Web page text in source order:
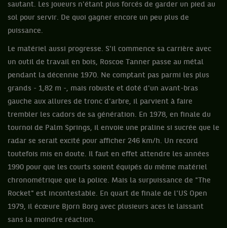
sautant. Les joueurs n'étant plus forcés de garder un pied au
sol pour servir. De quoi gagner encore un peu plus de
puissance.
Le matériel aussi progresse. S'il commence sa carrière avec
un outil de travail en bois, Roscoe Tanner passe au métal
pendant la décennie 1970. Ne comptant pas parmi les plus
grands - 1,82 m -, mais robuste et doté d'un avant-bras
gauche aux allures de tronc d'arbre, il parvient à faire
trembler les cadors de sa génération. En 1978, en finale du
tournoi de Palm Springs, il envoie une praline si sucrée que le
radar se serait excité pour afficher 246 km/h. Un record
toutefois mis en doute. Il faut en effet attendre les années
1990 pour que les courts soient équipés du même matériel
chronométrique que la police. Mais la surpuissance de "The
Rocket" est incontestable. En quart de finale de l'US Open
1979, il écœure Bjorn Borg avec plusieurs aces le laissant
sans la moindre réaction.